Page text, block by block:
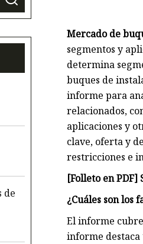
de
Mercado de
segmentos y
determina
buques de
informe para
relacionados,
aplicaciones y
clave, oferta y
restricciones e
[Folleto en
¿Cuáles son los
El informe
informe destaca